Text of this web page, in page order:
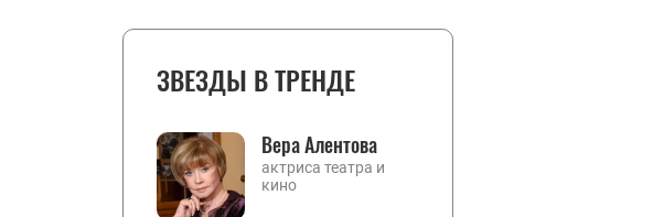
ЗВЕЗДЫ В ТРЕНДЕ
Вера Алентова
актриса театра и
кино